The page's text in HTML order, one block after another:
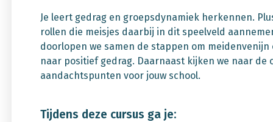
Je leert gedrag en groepsdynamiek herkennen.
rollen die meisjes daarbij in dit speelveld
doorlopen we samen de stappen om meidenvenijn
naar positief gedrag. Daarnaast kijken we naar de
aandachtspunten voor jouw school.
Tijdens deze cursus ga je: